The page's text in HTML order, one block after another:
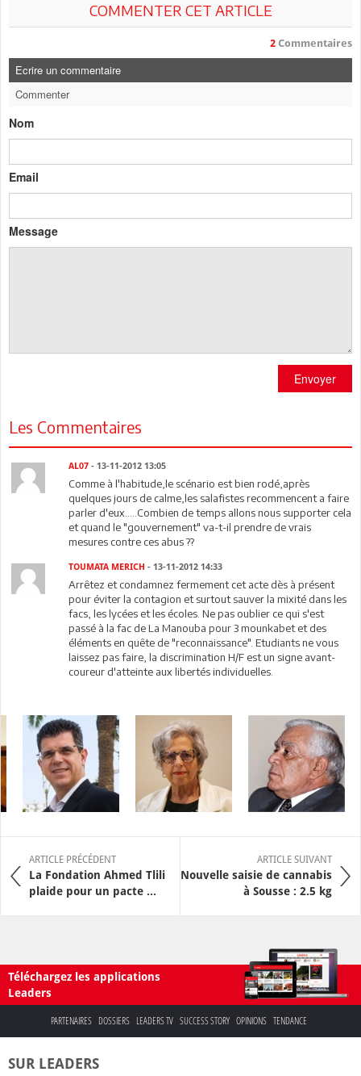
COMMENTER CET ARTICLE
2 Commentaires
Ecrire un commentaire
Commenter
Nom
Email
Message
Envoyer
Les Commentaires
AL07 - 13-11-2012 13:05
Comme à l'habitude,le scénario est bien rodé,après
quelques jours de calme,les salafistes recommencent a faire
parler d'eux.....Combien de temps allons nous supporter cela
et quand le "gouvernement" va-t-il prendre de vrais
mesures contre ces abus ??
TOUMATA MERICH - 13-11-2012 14:33
Arrêtez et condamnez fermement cet acte dès à présent
pour éviter la contagion et surtout sauver la mixité dans les
facs, les lycées et les écoles. Ne pas oublier ce qui s'est
passé à la fac de La Manouba pour 3 mounkabet et des
éléments en quête de "reconnaissance". Etudiants ne vous
laissez pas faire, la discrimination H/F est un signe avant-
coureur d'atteinte aux libertés individuelles.
ARTICLE PRÉCÉDENT
La Fondation Ahmed Tlili
plaide pour un pacte ...
ARTICLE SUIVANT
Nouvelle saisie de cannabis
à Sousse : 2.5 kg
Téléchargez les applications
Leaders
PARTENAIRES DOSSIERS LEADERS TV SUCCESS STORY OPINIONS TENDANCE
SUR LEADERS